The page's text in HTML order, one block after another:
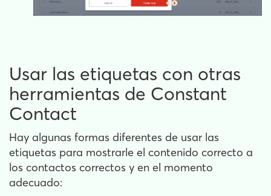
Usar las etiquetas con otras
herramientas de Constant
Contact
Hay algunas formas diferentes de usar las
etiquetas para mostrarle el contenido correcto a
los contactos correctos y en el momento
adecuado: